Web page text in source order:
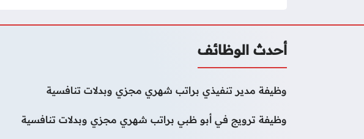
أحدث الوظائف
وظيفة مدير تنفيذي براتب شهري مجزي وبدلات تنافسية
وظيفة ترويج في أبو ظبي براتب شهري مجزي وبدلات تنافسية